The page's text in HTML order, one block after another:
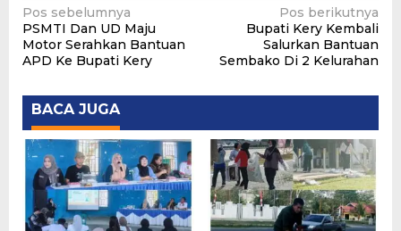
Navigasi
pos
Pos sebelumnya
PSMTI Dan UD Maju
Motor Serahkan Bantuan
APD Ke Bupati Kery
Pos berikutnya
Bupati Kery Kembali
Salurkan Bantuan
Sembako Di 2 Kelurahan
BACA JUGA